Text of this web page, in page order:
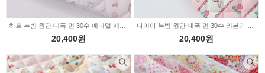
20,400원 20,400원